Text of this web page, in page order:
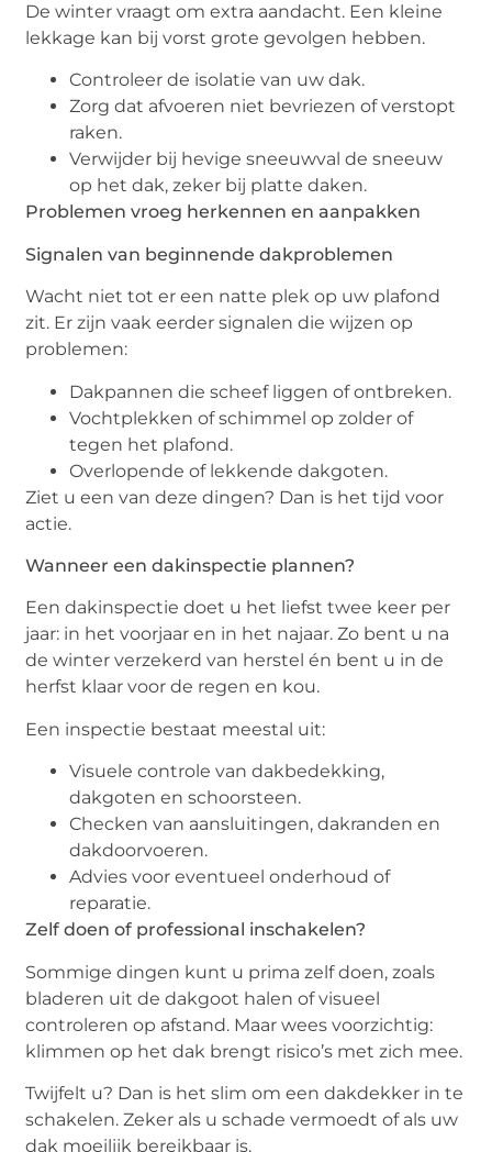
De winter vraagt om extra aandacht. Een kleine
lekkage kan bij vorst grote gevolgen hebben.
Controleer de isolatie van uw dak.
Zorg dat afvoeren niet bevriezen of verstopt
raken.
Verwijder bij hevige sneeuwval de sneeuw
op het dak, zeker bij platte daken.
Problemen vroeg herkennen en aanpakken
Signalen van beginnende dakproblemen
Wacht niet tot er een natte plek op uw plafond
zit. Er zijn vaak eerder signalen die wijzen op
problemen:
Dakpannen die scheef liggen of ontbreken.
Vochtplekken of schimmel op zolder of
tegen het plafond.
Overlopende of lekkende dakgoten.
Ziet u een van deze dingen? Dan is het tijd voor
actie.
Wanneer een dakinspectie plannen?
Een dakinspectie doet u het liefst twee keer per
jaar: in het voorjaar en in het najaar. Zo bent u na
de winter verzekerd van herstel én bent u in de
herfst klaar voor de regen en kou.
Een inspectie bestaat meestal uit:
Visuele controle van dakbedekking,
dakgoten en schoorsteen.
Checken van aansluitingen, dakranden en
dakdoorvoeren.
Advies voor eventueel onderhoud of
reparatie.
Zelf doen of professional inschakelen?
Sommige dingen kunt u prima zelf doen, zoals
bladeren uit de dakgoot halen of visueel
controleren op afstand. Maar wees voorzichtig:
klimmen op het dak brengt risico’s met zich mee.
Twijfelt u? Dan is het slim om een dakdekker in te
schakelen. Zeker als u schade vermoedt of als uw
dak moeilijk bereikbaar is.